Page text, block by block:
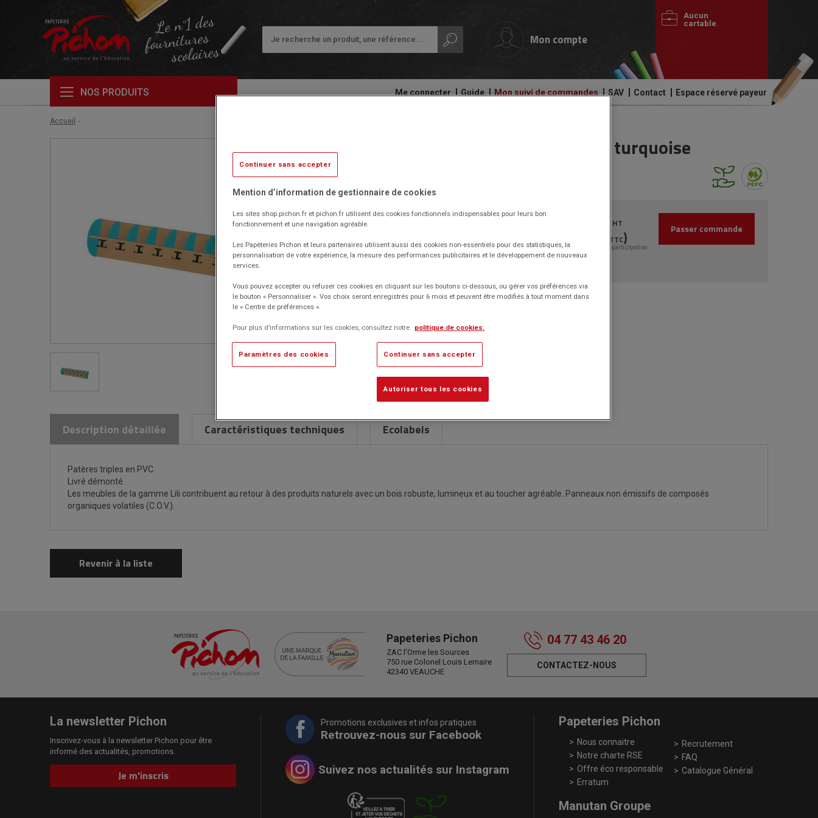
Le n°1 des
fournitures
scolaires
Mon compte
Aucun
cartable
NOS PRODUITS
Audiovisuel,
et
bureautique
Cahiers
archivage
et
et
Ecriture
Ergonomie
-
de
travail
de
classe
Protection
documents
Traçage
Me connecter Guide Mon suivi de commandes SAV Contact Espace réservé payeur
Accueil
Lisse d'accueil à casiers Lili, coloris bleu turquoise
Livré par notre fournisseur
(Produit ni repris, ni échangé)
Livré démonté.
Les meubles de la gamme Lili contribuent au retour à des
volatiles (C.O.V.).
Marque : No brand
Description détaillée
Caractéristiques techniques
HT
(361.08€ TTC)
Dont 1.90€ d'éco-participation
Passer commande
Description détaillée
Patères triples en PVC.
Livré démonté.
Les meubles de la gamme Lili contribuent au retour à des produits naturels avec un bois robuste, lumineux et au toucher agréable. Panneaux non émissifs de composés
organiques volatiles (C.O.V.).
Caractéristiques techniques Ecolabels
Revenir à la liste
Papeteries Pichon
ZAC l'Orme les Sources
750 rue Colonel Louis Lemaire
42340 VEAUCHE
04 77 43 46 20
CONTACTEZ-NOUS
La newsletter Pichon
Inscrivez-vous à la newsletter Pichon pour être
informé des actualités, promotions.
Je m'inscris
Promotions exclusives et infos pratiques
Retrouvez-nous sur Facebook
Suivez nos actualités sur Instagram
Papeteries Pichon
Nous connaitre
Notre charte RSE
Offre éco responsable
Erratum
Recrutement
FAQ
Catalogue Général
Manutan Groupe
Continuer sans accepter
Mention d’information de gestionnaire de cookies
Les sites shop.pichon.fr et pichon.fr utilisent des cookies fonctionnels indispensables pour leurs bon
fonctionnement et une navigation agréable.
Les Papèteries Pichon et leurs partenaires utilisent aussi des cookies non-essentiels pour des statistiques, la
personnalisation de votre expérience, la mesure des performances publicitaires et le développement de nouveaux
services.
Vous pouvez accepter ou refuser ces cookies en cliquant sur les boutons ci-dessous, ou gérer vos préférences via
le bouton « Personnaliser ». Vos choix seront enregistrés pour 6 mois et peuvent être modifiés à tout moment dans
le « Centre de préférences ».
Pour plus d’informations sur les cookies, consultez notre politique de cookies.
Paramètres des cookies Continuer sans accepter
Autoriser tous les cookies